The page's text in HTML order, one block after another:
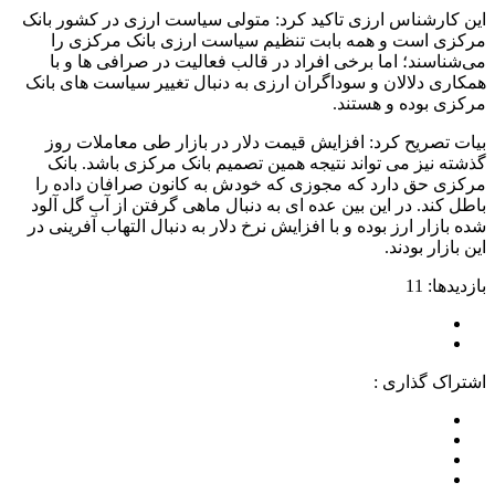
این کارشناس ارزی تاکید کرد: متولی سیاست ارزی در کشور بانک
مرکزی است و همه بابت تنظیم سیاست ارزی بانک مرکزی را
می‌شناسند؛ اما برخی افراد در قالب فعالیت در صرافی ها و با
همکاری دلالان و سوداگران ارزی به دنبال تغییر سیاست های بانک
مرکزی بوده و هستند.
بیات تصریح کرد: افزایش قیمت دلار در بازار طی معاملات روز
گذشته نیز می تواند نتیجه همین تصمیم بانک مرکزی باشد. بانک
مرکزی حق دارد که مجوزی که خودش به کانون صرافان داده را
باطل کند. در این بین عده ای به دنبال ماهی گرفتن از آب گل آلود
شده بازار ارز بوده و با افزایش نرخ دلار به دنبال التهاب آفرینی در
این بازار بودند.
بازدیدها: 11
اشتراک گذاری :